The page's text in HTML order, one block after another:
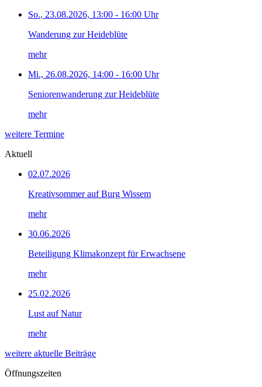
So., 23.08.2026, 13:00 - 16:00 Uhr
Wanderung zur Heideblüte
mehr
Mi., 26.08.2026, 14:00 - 16:00 Uhr
Seniorenwanderung zur Heideblüte
mehr
weitere Termine
Aktuell
02.07.2026
Kreativsommer auf Burg Wissem
mehr
30.06.2026
Beteiligung Klimakonzept für Erwachsene
mehr
25.02.2026
Lust auf Natur
mehr
weitere aktuelle Beiträge
Öffnungszeiten